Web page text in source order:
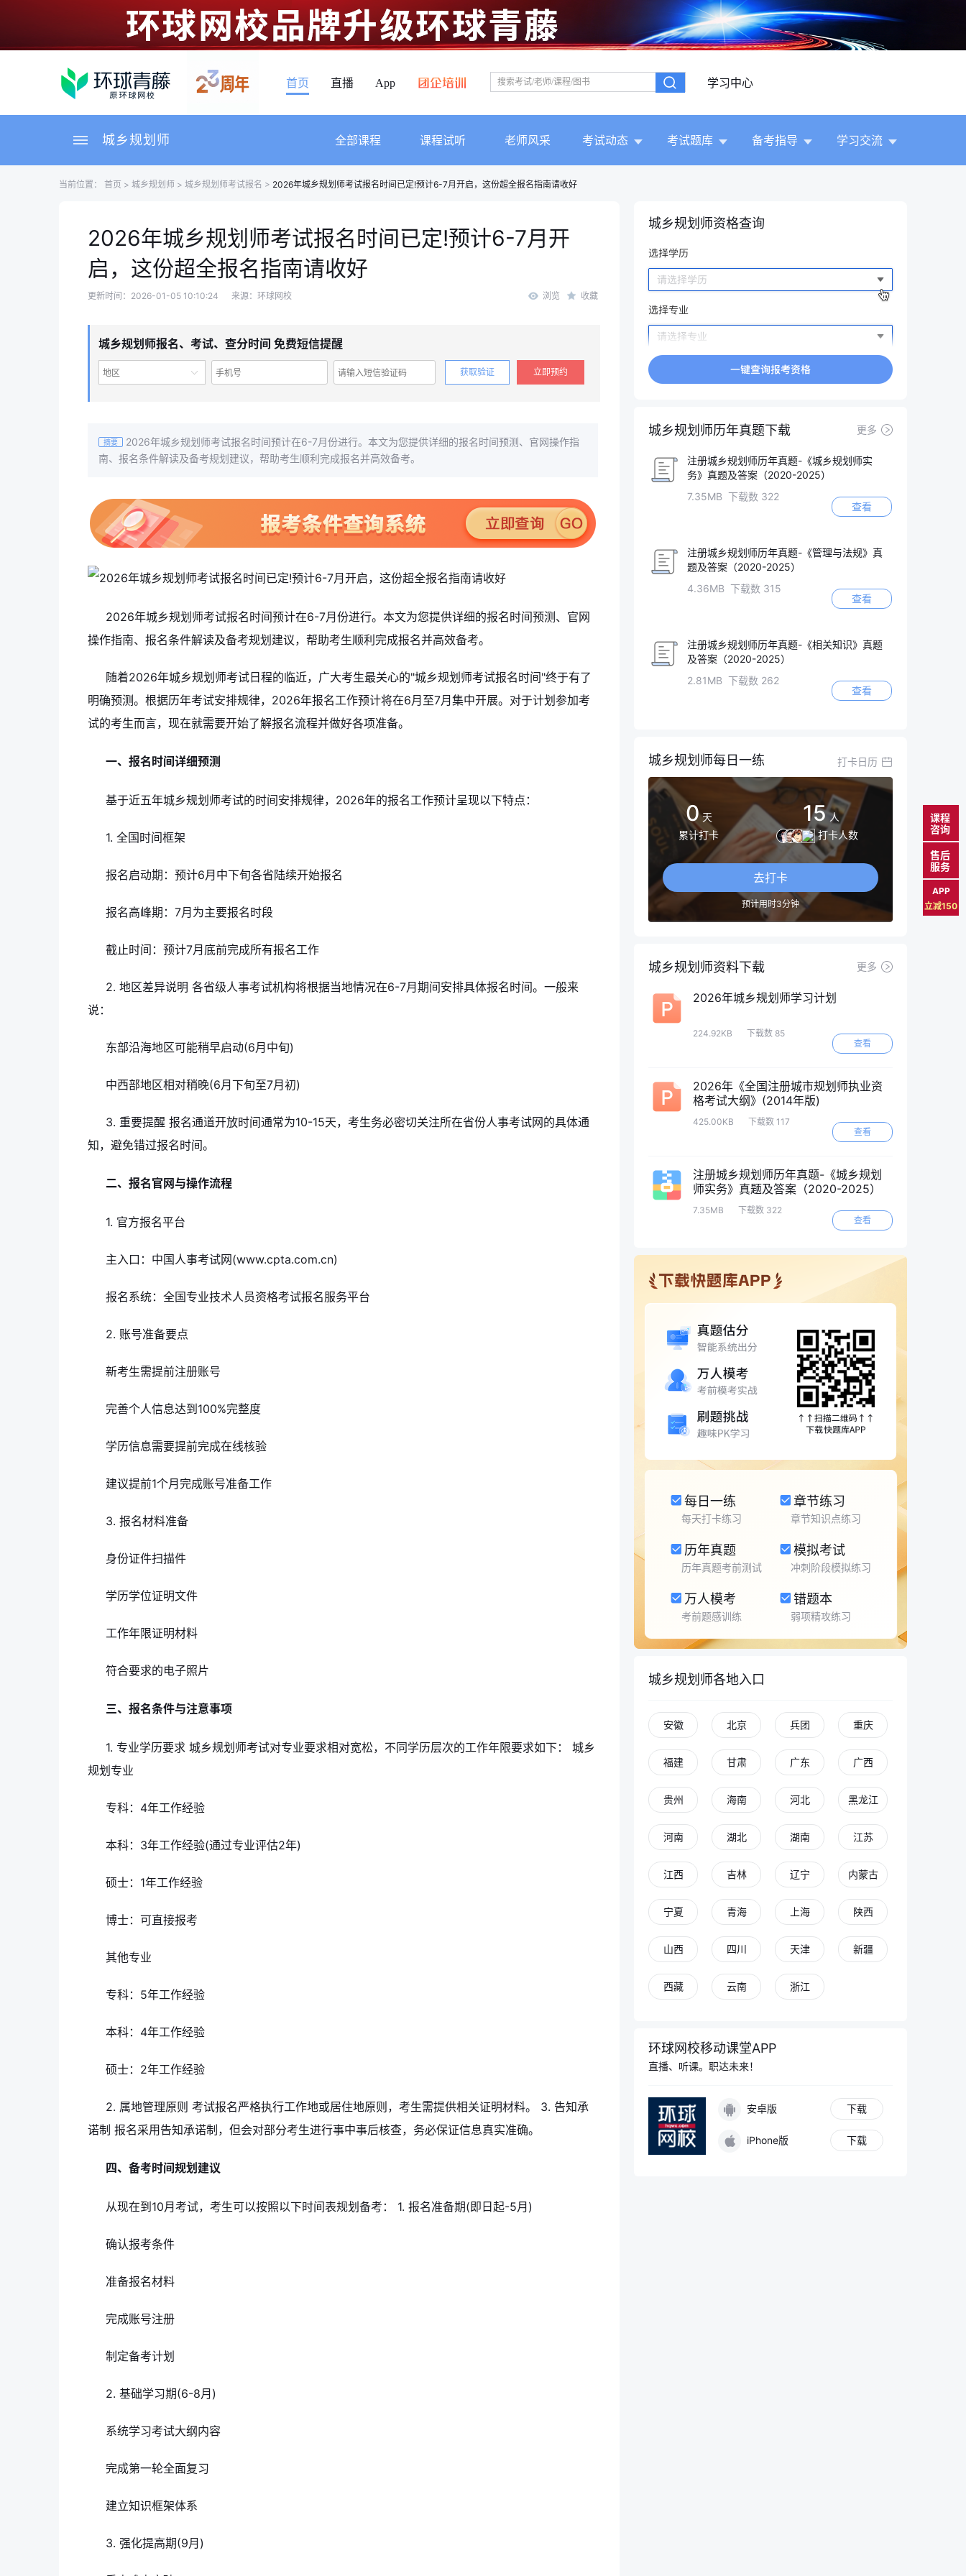
首页 直播 App 学习中心
城乡规划师 全部课程 课程试听 老师风采 考试动态 考试题库 备考指导 学习交流
当前位置： 首页 > 城乡规划师 > 城乡规划师考试报名 > 2026年城乡规划师考试报名时间已定!预计6-7月开启，这份超全报名指南请收好
2026年城乡规划师考试报名时间已定!预计6-7月开
启，这份超全报名指南请收好
更新时间：2026-01-05 10:10:24 来源：环球网校 浏览 收藏
城乡规划师报名、考试、查分时间 免费短信提醒
地区 获取验证 立即预约
摘要
2026年城乡规划师考试报名时间预计在6-7月份进行。本文为您提供详细的报名时间预测、官网操作指
南、报名条件解读及备考规划建议，帮助考生顺利完成报名并高效备考。
2026年城乡规划师考试报名时间预计在6-7月份进行。本文为您提供详细的报名时间预测、官网
操作指南、报名条件解读及备考规划建议，帮助考生顺利完成报名并高效备考。
随着2026年城乡规划师考试日程的临近，广大考生最关心的"城乡规划师考试报名时间"终于有了
明确预测。根据历年考试安排规律，2026年报名工作预计将在6月至7月集中开展。对于计划参加考
试的考生而言，现在就需要开始了解报名流程并做好各项准备。
一、报名时间详细预测
基于近五年城乡规划师考试的时间安排规律，2026年的报名工作预计呈现以下特点：
1. 全国时间框架
报名启动期：预计6月中下旬各省陆续开始报名
报名高峰期：7月为主要报名时段
截止时间：预计7月底前完成所有报名工作
2. 地区差异说明 各省级人事考试机构将根据当地情况在6-7月期间安排具体报名时间。一般来
说：
东部沿海地区可能稍早启动(6月中旬)
中西部地区相对稍晚(6月下旬至7月初)
3. 重要提醒 报名通道开放时间通常为10-15天，考生务必密切关注所在省份人事考试网的具体通
知，避免错过报名时间。
二、报名官网与操作流程
1. 官方报名平台
主入口：中国人事考试网(www.cpta.com.cn)
报名系统：全国专业技术人员资格考试报名服务平台
2. 账号准备要点
新考生需提前注册账号
完善个人信息达到100%完整度
学历信息需要提前完成在线核验
建议提前1个月完成账号准备工作
3. 报名材料准备
身份证件扫描件
学历学位证明文件
工作年限证明材料
符合要求的电子照片
三、报名条件与注意事项
1. 专业学历要求 城乡规划师考试对专业要求相对宽松，不同学历层次的工作年限要求如下： 城乡
规划专业
专科：4年工作经验
本科：3年工作经验(通过专业评估2年)
硕士：1年工作经验
博士：可直接报考
其他专业
专科：5年工作经验
本科：4年工作经验
硕士：2年工作经验
2. 属地管理原则 考试报名严格执行工作地或居住地原则，考生需提供相关证明材料。 3. 告知承
诺制 报名采用告知承诺制，但会对部分考生进行事中事后核查，务必保证信息真实准确。
四、备考时间规划建议
从现在到10月考试，考生可以按照以下时间表规划备考： 1. 报名准备期(即日起-5月)
确认报考条件
准备报名材料
完成账号注册
制定备考计划
2. 基础学习期(6-8月)
系统学习考试大纲内容
完成第一轮全面复习
建立知识框架体系
3. 强化提高期(9月)
城乡规划师资格查询
城乡规划师历年真题下载 更多
注册城乡规划师历年真题-《城乡规划师实
务》真题及答案（2020-2025）
7.35MB 下载数 322
查看
注册城乡规划师历年真题-《管理与法规》真
题及答案（2020-2025）
4.36MB 下载数 315
查看
注册城乡规划师历年真题-《相关知识》真题
及答案（2020-2025）
2.81MB 下载数 262
查看
城乡规划师每日一练 打卡日历
0 天
累计打卡
15 人
打卡人数
去打卡
预计用时3分钟
城乡规划师资料下载 更多
2026年城乡规划师学习计划
224.92KB
下载数 85
查看
2026年《全国注册城市规划师执业资
格考试大纲》(2014年版)
425.00KB
下载数 117
查看
注册城乡规划师历年真题-《城乡规划
师实务》真题及答案（2020-2025）
7.35MB
下载数 322
查看
每日一练
每天打卡练习
章节练习
章节知识点练习
历年真题
历年真题考前测试
模拟考试
冲刺阶段模拟练习
万人模考
考前题感训练
错题本
弱项精攻练习
城乡规划师各地入口
安徽 北京 兵团 重庆
福建 甘肃 广东 广西
贵州 海南 河北 黑龙江
河南 湖北 湖南 江苏
江西 吉林 辽宁 内蒙古
宁夏 青海 上海 陕西
山西 四川 天津 新疆
西藏 云南 浙江
环球网校移动课堂APP
直播、听课。职达未来！
安卓版 下载
iPhone版 下载
课程
咨询
售后
服务
APP
立减150